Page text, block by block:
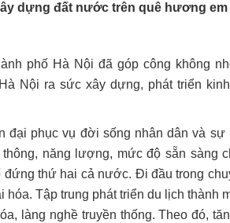
dựng đất nước trên quê hương em
phố Hà Nội đã góp công không
Nội ra sức xây dựng, phát triển
phục vụ đời sống nhân dân và sự
năng lượng, mức độ sẵn sàng
đứng thứ hai cả nước. Đi đầu trong
Tập trung phát triển du lịch thành
làng nghề truyền thống. Theo đó,